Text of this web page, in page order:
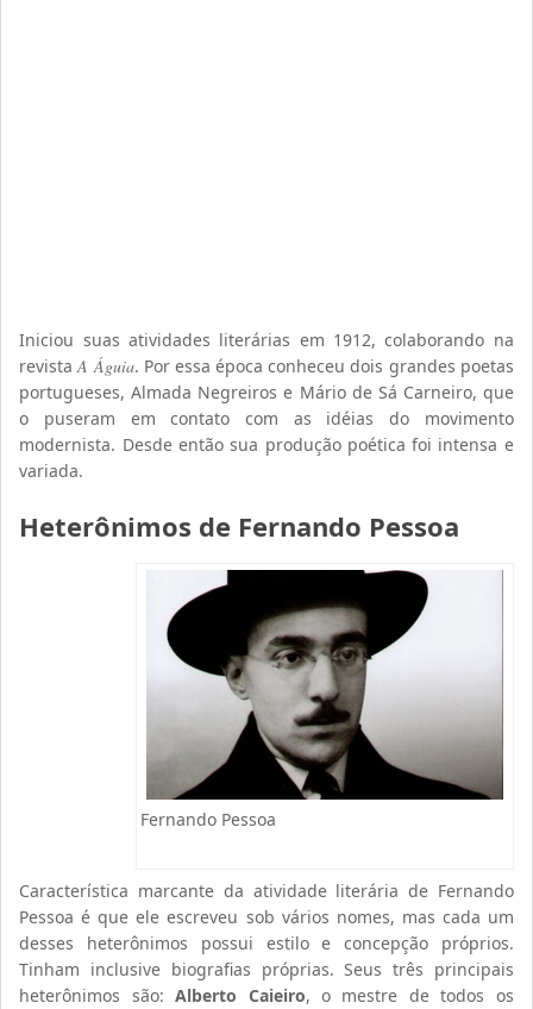
Iniciou suas atividades literárias em 1912, colaborando na
revistaA Águia. Por essa época conheceu dois grandes poetas
portugueses, Almada Negreiros e Mário de Sá Carneiro, que
o puseram em contato com as idéias do movimento
modernista. Desde então sua produção poética foi intensa e
variada.
Heterônimos de Fernando Pessoa
Fernando Pessoa
Característica marcante da atividade literária de Fernando
Pessoa é que ele escreveu sob vários nomes, mas cada um
desses heterônimos possui estilo e concepção próprios.
Tinham inclusive biografias próprias. Seus três principais
heterônimos são:Alberto Caieiro, o mestre de todos os